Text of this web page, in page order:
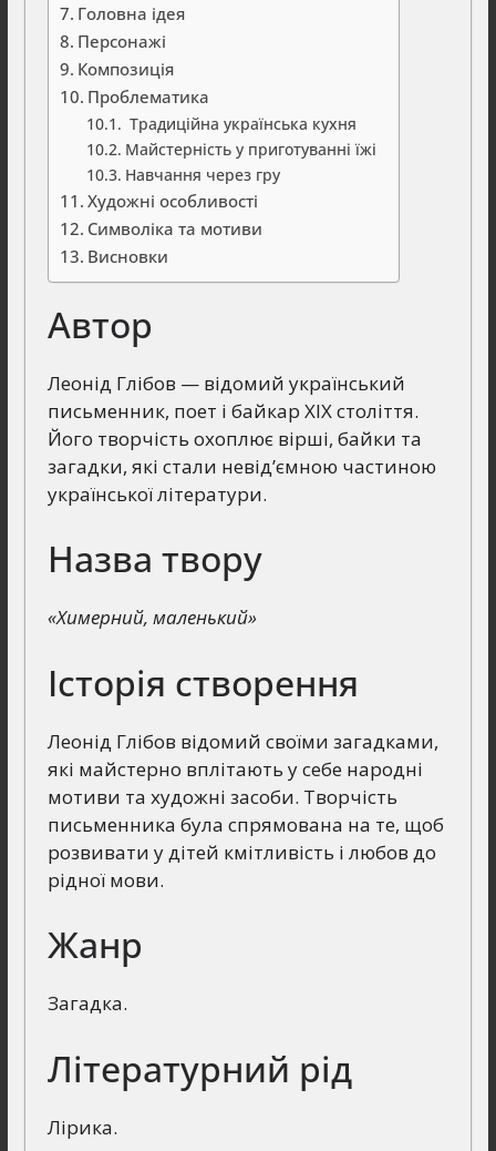
Головна ідея
Персонажі
Композиція
Проблематика
Традиційна українська кухня
Майстерність у приготуванні їжі
Навчання через гру
Художні особливості
Символіка та мотиви
Висновки
Автор
Леонід Глібов — відомий український
письменник, поет і байкар XIX століття.
Його творчість охоплює вірші, байки та
загадки, які стали невід’ємною частиною
української літератури.
Назва твору
«Химерний, маленький»
Історія створення
Леонід Глібов відомий своїми загадками,
які майстерно вплітають у себе народні
мотиви та художні засоби. Творчість
письменника була спрямована на те, щоб
розвивати у дітей кмітливість і любов до
рідної мови.
Жанр
Загадка.
Літературний рід
Лірика.